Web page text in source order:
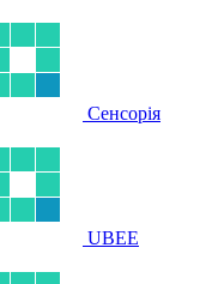
Сенсорія
UBEE